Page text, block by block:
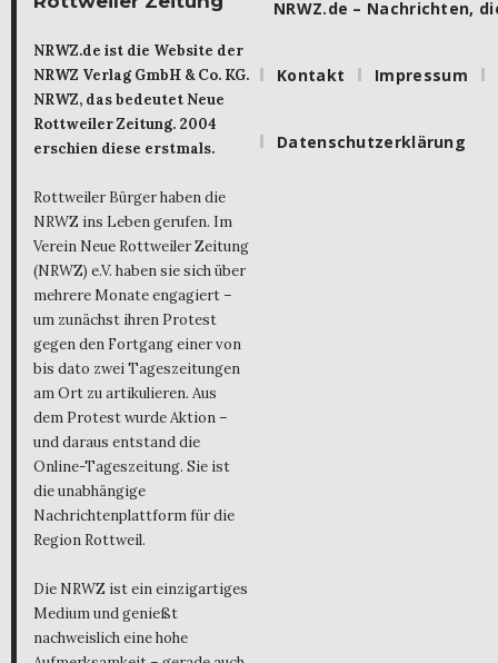
NRWZ.de ist die Website der
NRWZ Verlag GmbH & Co. KG.
NRWZ, das bedeutet Neue
Rottweiler Zeitung. 2004
erschien diese erstmals.
Rottweiler Bürger haben die
NRWZ ins Leben gerufen. Im
Verein Neue Rottweiler Zeitung
(NRWZ) e.V. haben sie sich über
mehrere Monate engagiert –
um zunächst ihren Protest
gegen den Fortgang einer von
bis dato zwei Tageszeitungen
am Ort zu artikulieren. Aus
dem Protest wurde Aktion –
und daraus entstand die
Online-Tageszeitung. Sie ist
die unabhängige
Nachrichtenplattform für die
Region Rottweil.
Die NRWZ ist ein einzigartiges
Medium und genießt
nachweislich eine hohe
NRWZ.de – Nachrichten,
Kontakt Impressum
Datenschutzerklärung